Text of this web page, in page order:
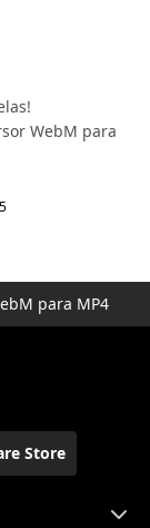
WebM para
para MP4
Store